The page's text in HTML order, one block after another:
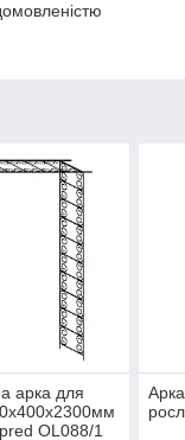
арка для
OL088/1